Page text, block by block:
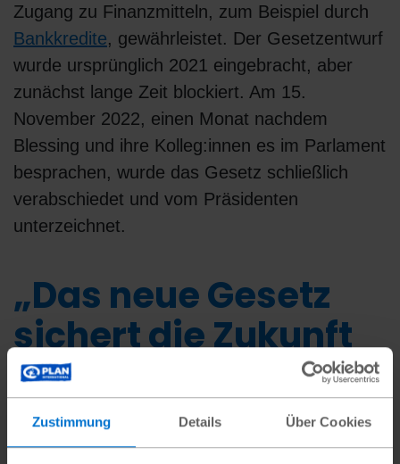
Zustimmung Details Über Cookies
Zugang zu Finanzmitteln, zum Beispiel durch
Bankkredite, gewährleistet. Der Gesetzentwurf
wurde ursprünglich 2021 eingebracht, aber
zunächst lange Zeit blockiert. Am 15.
November 2022, einen Monat nachdem
Blessing und ihre Kolleg:innen es im Parlament
besprachen, wurde das Gesetz schließlich
verabschiedet und vom Präsidenten
unterzeichnet.
„Das neue Gesetz
sichert die Zukunft
für uns Mädchen.“
Blessing (17) Aktivistin aus Sierra Leone